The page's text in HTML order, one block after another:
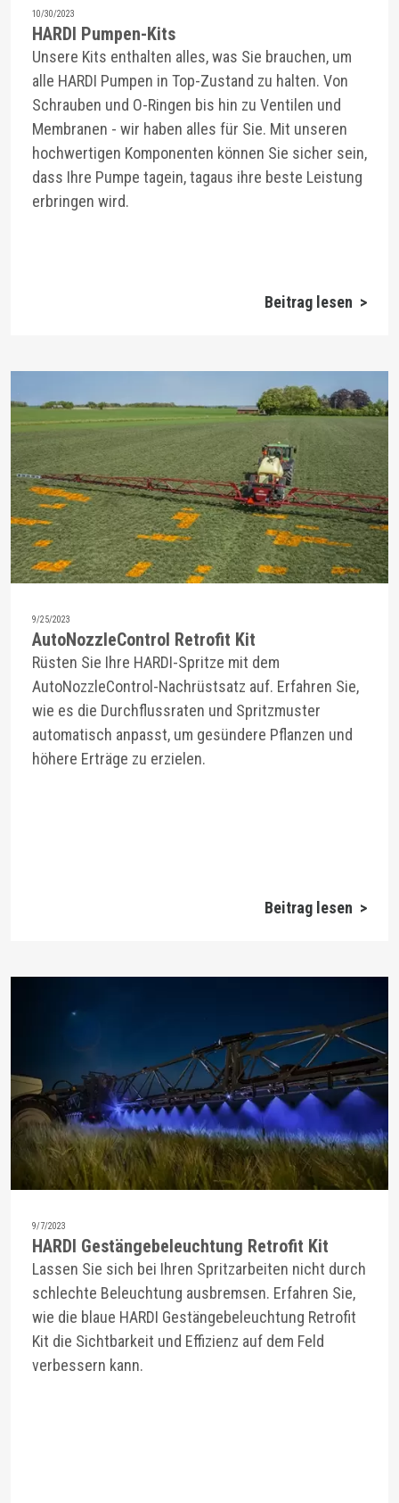
10/30/2023
HARDI Pumpen-Kits
Unsere Kits enthalten alles, was Sie brauchen, um
alle HARDI Pumpen in Top-Zustand zu halten. Von
Schrauben und O-Ringen bis hin zu Ventilen und
Membranen - wir haben alles für Sie. Mit unseren
hochwertigen Komponenten können Sie sicher sein,
dass Ihre Pumpe tagein, tagaus ihre beste Leistung
erbringen wird.
Beitrag lesen >
9/25/2023
AutoNozzleControl Retrofit Kit
Rüsten Sie Ihre HARDI-Spritze mit dem
AutoNozzleControl-Nachrüstsatz auf. Erfahren Sie,
wie es die Durchflussraten und Spritzmuster
automatisch anpasst, um gesündere Pflanzen und
höhere Erträge zu erzielen.
Beitrag lesen >
9/7/2023
HARDI Gestängebeleuchtung Retrofit Kit
Lassen Sie sich bei Ihren Spritzarbeiten nicht durch
schlechte Beleuchtung ausbremsen. Erfahren Sie,
wie die blaue HARDI Gestängebeleuchtung Retrofit
Kit die Sichtbarkeit und Effizienz auf dem Feld
verbessern kann.